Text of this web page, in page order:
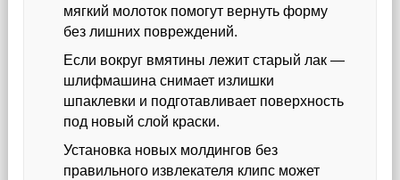
мягкий молоток помогут вернуть форму
без лишних повреждений.
Если вокруг вмятины лежит старый лак —
шлифмашина снимает излишки
шпаклевки и подготавливает поверхность
под новый слой краски.
Установка новых молдингов без
правильного извлекателя клипс может